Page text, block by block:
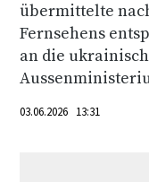
übermittelte
Fernsehens
an die
03.06.2026 13:31